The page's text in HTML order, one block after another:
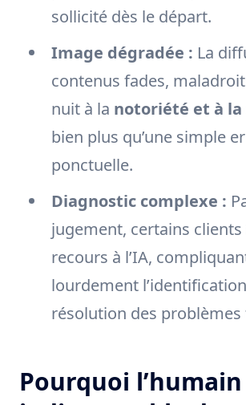
sollicité dès le départ.
Image dégradée : La
contenus fades,
nuit à la notoriété et à la
bien plus qu’une simple
ponctuelle.
Diagnostic complexe :
jugement, certains
recours à l’IA,
lourdement
résolution des problèmes
Pourquoi